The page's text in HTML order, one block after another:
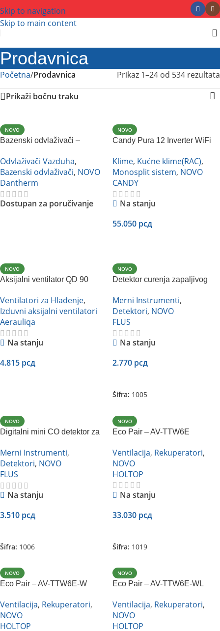
Skip to navigation
Skip to main content
Prodavnica
Početna/Prodavnica
Prikaz 1–24 od 534 rezultata
Prikaži bočnu traku
NOVO
Bazenski odvlaživači –
Odvlaživači Vazduha,
Bazenski odvlaživači, NOVO
Dantherm
Dostupan za poručivanje
NOVO
Candy Pura 12 Inverter WiFi
Klime, Kućne klime(RAC),
Monosplit sistem, NOVO
CANDY
Na stanju
55.050 рсд
NOVO
Aksijalni ventilator QD 90
Ventilatori za Hlađenje,
Izduvni aksijalni ventilatori
Aerauliqa
Na stanju
4.815 рсд
NOVO
Detektor curenja zapaljivog
Merni Instrumenti,
Detektori, NOVO
FLUS
Na stanju
2.770 рсд
Šifra: 1005
NOVO
Digitalni mini CO detektor za
995
Merni Instrumenti,
Detektori, NOVO
FLUS
Na stanju
3.510 рсд
Šifra: 1006
NOVO
Eco Pair – AV-TTW6E
Ventilacija, Rekuperatori,
NOVO
HOLTOP
Na stanju
33.030 рсд
Šifra: 1019
NOVO
Eco Pair – AV-TTW6E-W
Ventilacija, Rekuperatori,
NOVO
HOLTOP
NOVO
Eco Pair – AV-TTW6E-WL
Ventilacija, Rekuperatori,
NOVO
HOLTOP